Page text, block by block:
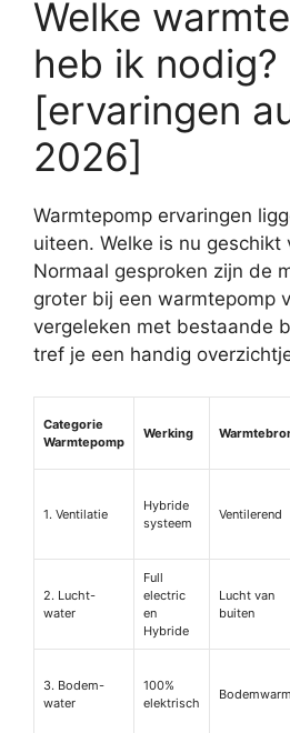
Welke
heb ik nodig?
[ervaringen
2026]
Warmtepomp ervaringen
uiteen. Welke is nu geschikt
Normaal gesproken zijn de
groter bij een warmtepomp
vergeleken met bestaande
tref je een handig
Categorie
Warmtepomp
Werking
1. Ventilatie
Hybride
systeem
Ventilerend
2. Lucht-
water
Full
electric
en
Hybride
Lucht van
buiten
3. Bodem-
water
100%
elektrisch